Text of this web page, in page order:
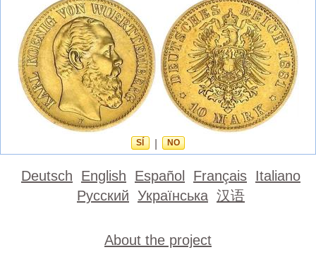
SÍ NO
Deutsch English Español Français Italiano
Русский Українська 汉语
About the project